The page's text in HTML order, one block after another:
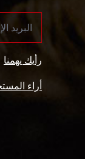
رأيك يهمنا
أراء